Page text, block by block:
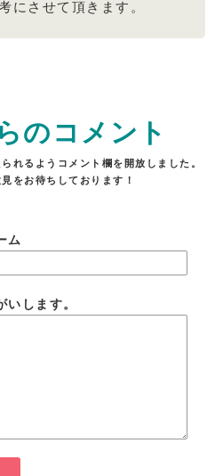
にさせて頂きます。
のコメント
れるようコメント欄を開放しました。
をお待ちしております！
ム
します。